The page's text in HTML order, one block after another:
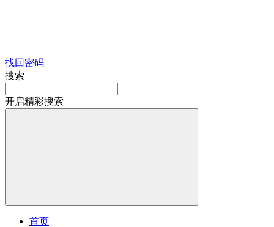
找回密码
搜索
开启精彩搜索
首页